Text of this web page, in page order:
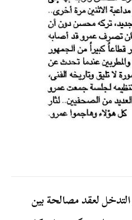
لعقد مصالحة بين